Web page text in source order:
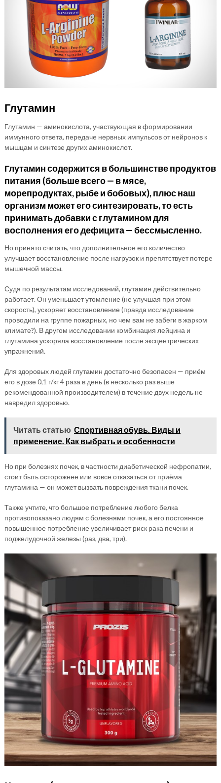
Глутамин
Глутамин — аминокислота, участвующая в формировании
иммунного ответа, передаче нервных импульсов от нейронов к
мышцам и синтезе других аминокислот.
Глутамин содержится в большинстве продуктов
питания (больше всего — в мясе,
морепродуктах, рыбе и бобовых), плюс наш
организм может его синтезировать, то есть
принимать добавки с глутамином для
восполнения его дефицита — бессмысленно.
Но принято считать, что дополнительное его количество
улучшает восстановление после нагрузок и препятствует потере
мышечной массы.
Судя по результатам исследований, глутамин действительно
работает. Он уменьшает утомление (не улучшая при этом
скорость), ускоряет восстановление (правда исследование
проводили на группе пожарных, но чем вам не забеги в жарком
климате?). В другом исследовании комбинация лейцина и
глутамина ускоряла восстановление после эксцентрических
упражнений.
Для здоровых людей глутамин достаточно безопасен — приём
его в дозе 0,1 г/кг 4 раза в день (в несколько раз выше
рекомендованной производителем) в течение двух недель не
навредил здоровью.
Читать статью Спортивная обувь. Виды и
применение. Как выбрать и особенности
Но при болезнях почек, в частности диабетической нефропатии,
стоит быть осторожнее или вовсе отказаться от приёма
глутамина — он может вызвать повреждения ткани почек.
Также учтите, что большое потребление любого белка
противопоказано людям с болезнями почек, а его постоянное
повышенное потребление увеличивает риск рака печени и
поджелудочной железы (раз, два, три).